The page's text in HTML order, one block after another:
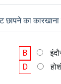
छापने का
B
D